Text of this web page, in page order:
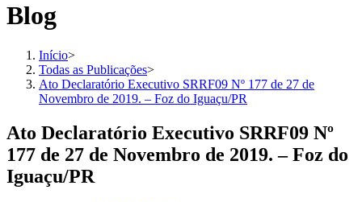
Blog
Início>
Todas as Publicações>
Ato Declaratório Executivo SRRF09 Nº 177 de 27 de
Novembro de 2019. – Foz do Iguaçu/PR
Ato Declaratório Executivo SRRF09 Nº
177 de 27 de Novembro de 2019. – Foz do
Iguaçu/PR